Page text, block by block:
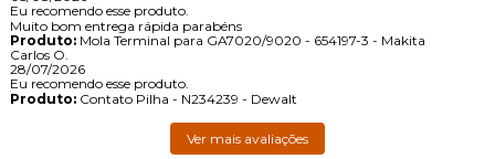
Eu recomendo esse produto.
Muito bom entrega rápida parabéns
Produto:Mola Terminal para GA7020/9020 - 654197-3 - Makita
Carlos O.
28/07/2026
Eu recomendo esse produto.
Produto:Contato Pilha - N234239 - Dewalt
Ver mais avaliações